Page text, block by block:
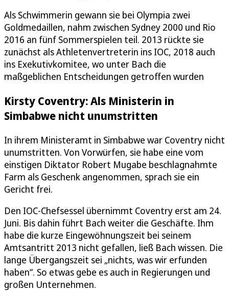
Als Schwimmerin gewann sie bei Olympia zwei
Goldmedaillen, nahm zwischen Sydney 2000 und Rio
2016 an fünf Sommerspielen teil. 2013 rückte sie
zunächst als Athletenvertreterin ins IOC, 2018 auch
ins Exekutivkomitee, wo unter Bach die
maßgeblichen Entscheidungen getroffen wurden
Kirsty Coventry: Als Ministerin in
Simbabwe nicht unumstritten
In ihrem Ministeramt in Simbabwe war Coventry nicht
unumstritten. Von Vorwürfen, sie habe eine vom
einstigen Diktator Robert Mugabe beschlagnahmte
Farm als Geschenk angenommen, sprach sie ein
Gericht frei.
Den IOC-Chefsessel übernimmt Coventry erst am 24.
Juni. Bis dahin führt Bach weiter die Geschäfte. Ihm
habe die kurze Eingewöhnungszeit bei seinem
Amtsantritt 2013 nicht gefallen, ließ Bach wissen. Die
lange Übergangszeit sei „nichts, was wir erfunden
haben“. So etwas gebe es auch in Regierungen und
großen Unternehmen.